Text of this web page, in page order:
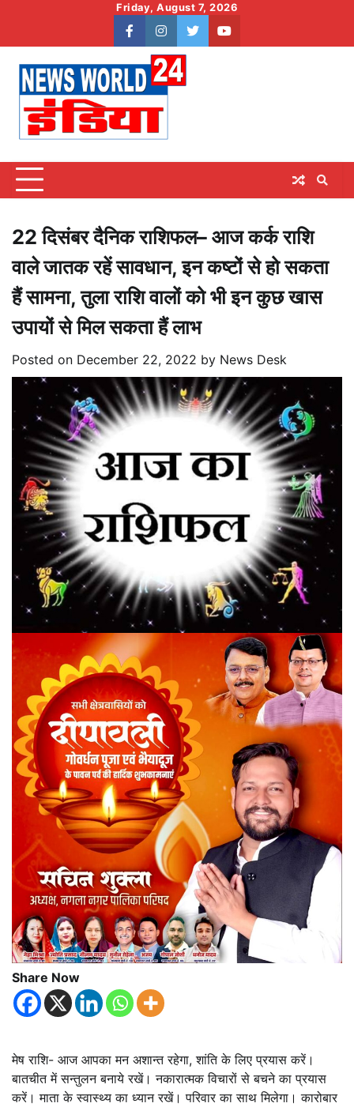
content
Friday, August 7, 2026
facebookinstagram
twitteryoutube
22 दिसंबर दैनिक राशिफल– आज कर्क राशि
वाले जातक रहें सावधान, इन कष्टों से हो सकता
हैं सामना, तुला राशि वालों को भी इन कुछ खास
उपायों से मिल सकता हैं लाभ
Posted on December 22, 2022 by News Desk
Share Now
मेष राशि- आज आपका मन अशान्त रहेगा, शांति के लिए प्रयास करें।
बातचीत में सन्तुलन बनाये रखें। नकारात्मक विचारों से बचने का प्रयास
करें। माता के स्वास्थ्य का ध्यान रखें। परिवार का साथ मिलेगा। कारोबार